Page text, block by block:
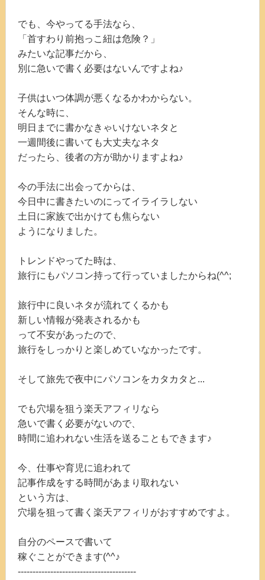
でも、今やってる手法なら、
「首すわり前抱っこ紐は危険？」
みたいな記事だから、
別に急いで書く必要はないんですよね♪
子供はいつ体調が悪くなるかわからない。
そんな時に、
明日までに書かなきゃいけないネタと
一週間後に書いても大丈夫なネタ
だったら、後者の方が助かりますよね♪
今の手法に出会ってからは、
今日中に書きたいのにってイライラしない
土日に家族で出かけても焦らない
ようになりました。
トレンドやってた時は、
旅行にもパソコン持って行っていましたからね(^^;
旅行中に良いネタが流れてくるかも
新しい情報が発表されるかも
って不安があったので、
旅行をしっかりと楽しめていなかったです。
そして旅先で夜中にパソコンをカタカタと...
でも穴場を狙う楽天アフィリなら
急いで書く必要がないので、
時間に追われない生活を送ることもできます♪
今、仕事や育児に追われて
記事作成をする時間があまり取れない
という方は、
穴場を狙って書く楽天アフィリがおすすめですよ。
自分のペースで書いて
稼ぐことができます(^^♪
----------------------------------------